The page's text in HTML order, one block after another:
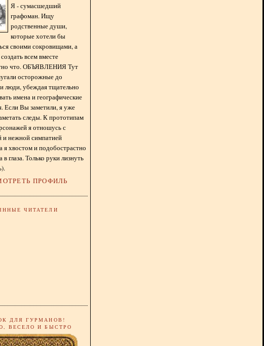
Я - сумасшедший
графоман. Ищу
родственные души,
которые хотели бы
своими сокровищами, а
всем вместе
что. ОБЪЯВЛЕНИЯ Тут
осторожные до
люди, убеждая тщательно
имена и географические
Если Вы заметили, я уже
следы. К прототипам
я отношусь с
и нежной симпатией
я хвостом и подобострастно
в глаза. Только руки лизнуть
ПРОФИЛЬ
ЧИТАТЕЛИ
ДЛЯ ГУРМАНОВ!
ВЕСЕЛО И БЫСТРО